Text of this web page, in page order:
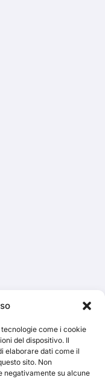
come i cookie
del dispositivo. Il
elaborare dati come il
sito. Non
negativamente su alcune
Cerca